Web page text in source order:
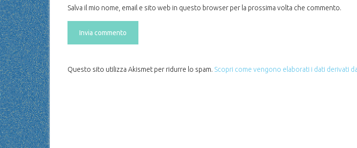
Salva il mio nome, email e sito web in questo browser per la prossima volta che commento.
Questo sito utilizza Akismet per ridurre lo spam. Scopri come vengono elaborati i dati derivati